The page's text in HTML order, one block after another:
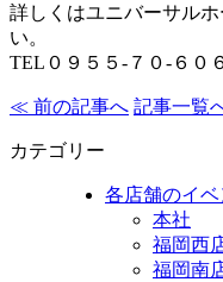
詳しくはユニバーサル
い。
TEL０９５５-７０-６０
≪ 前の記事へ 記事一覧
カテゴリー
各店舗のイベ
本社
福岡西
福岡南